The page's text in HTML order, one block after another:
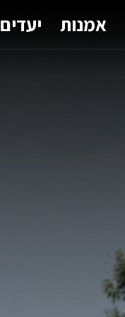
אמנות יעדים